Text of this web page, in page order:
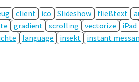
client ico Slideshow fließtext
gradient scrolling vectorize iPad
language insekt instant